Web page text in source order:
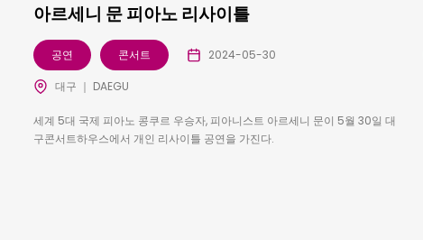
아르세니 문 피아노 리사이틀
공연 콘서트 2024-05-30
대구 ｜ DAEGU
세계 5대 국제 피아노 콩쿠르 우승자, 피아니스트 아르세니 문이 5월 30일 대
구콘서트하우스에서 개인 리사이틀 공연을 가진다.